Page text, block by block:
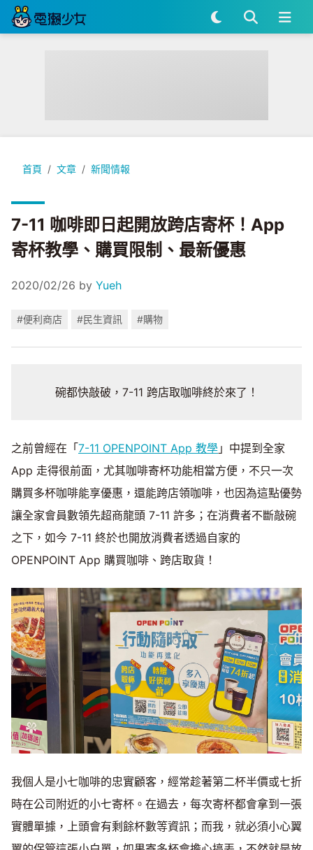
首頁 文章 新聞情報
7-11 咖啡即日起開放跨店寄杯！App 寄杯教學、購買限制、最
7-11 咖啡即日起開放跨店寄杯！App
寄杯教學、購買限制、最新優惠
2020/02/26 by Yueh
#便利商店 #民生資訊 #購物
碗都快敲破，7-11 跨店取咖啡終於來了！
之前曾經在「7-11 OPENPOINT App 教學 」中提到全家
App 走得很前面，尤其咖啡寄杯功能相當方便，不只一次
購買多杯咖啡能享優惠，還能跨店領咖啡，也因為這點優勢
讓全家會員數領先超商龍頭 7-11 許多；在消費者不斷敲碗
之下，如今 7-11 終於也開放消費者透過自家的
OPENPOINT App 購買咖啡、跨店取貨！
我個人是小七咖啡的忠實顧客，經常趁著第二杯半價或七折
時在公司附近的小七寄杯。在過去，每次寄杯都會拿到一張
實體單據，上頭會有剩餘杯數等資訊；而我，就必須小心翼